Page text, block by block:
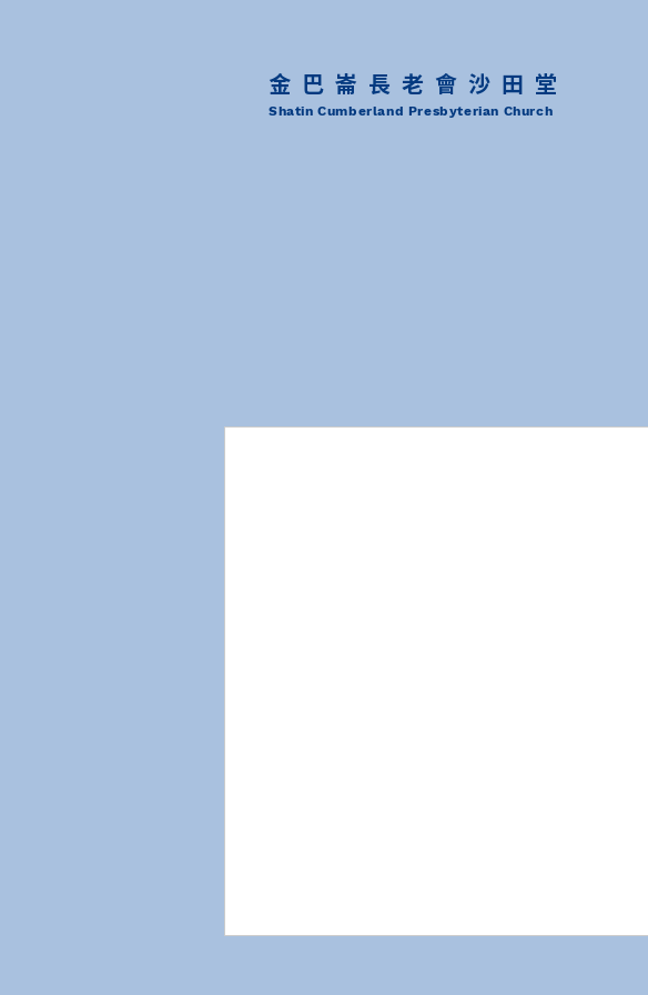
金巴崙長老會沙田堂
Shatin Cumberland Presbyterian Church